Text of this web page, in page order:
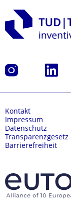
Instagram LinkedIn
Kontakt
Impressum
Datenschutz
Transparenzgesetz
Barrierefreiheit